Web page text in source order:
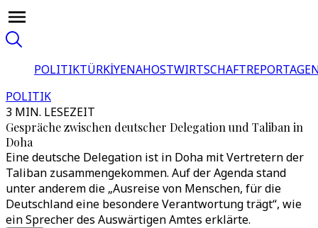
POLITIKTÜRKİYENAHOSTWIRTSCHAFT
POLITIK
3 MIN. LESEZEIT
Gespräche zwischen deutscher Delegation und Taliban in
Doha
Eine deutsche Delegation ist in Doha mit Vertretern der
Taliban zusammengekommen. Auf der Agenda stand
unter anderem die „Ausreise von Menschen, für die
Deutschland eine besondere Verantwortung trägt“, wie
ein Sprecher des Auswärtigen Amtes erklärte.